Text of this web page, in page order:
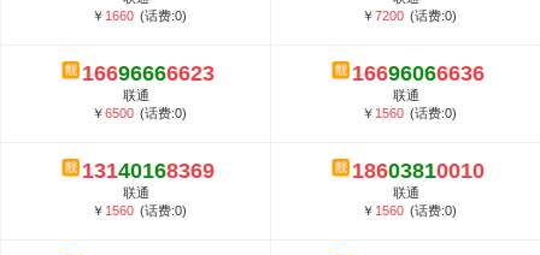
￥ 1660 (话费:0)
￥7200 (话费:0)
16696666623
联通
￥6500 (话费:0)
16696066636
联通
￥ 1560 (话费:0)
13140168369
联通
￥ 1560 (话费:0)
18603810010
联通
￥ 1560 (话费:0)